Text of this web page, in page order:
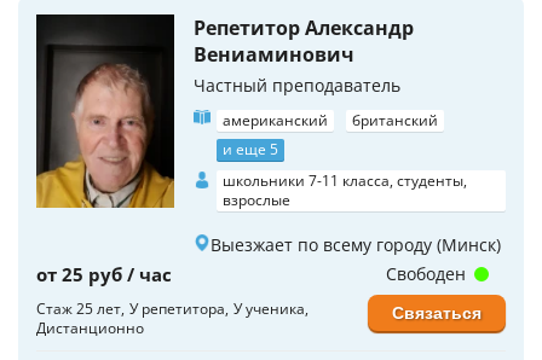
Репетитор Александр
Вениаминович
Частный преподаватель
американский
британский
и еще 5
школьники 7-11 класса, студенты,
взрослые
Выезжает по всему городу (Минск)
от 25 руб / час
Стаж 25 лет У репетитора У ученика
Дистанционно
Свободен
Связаться